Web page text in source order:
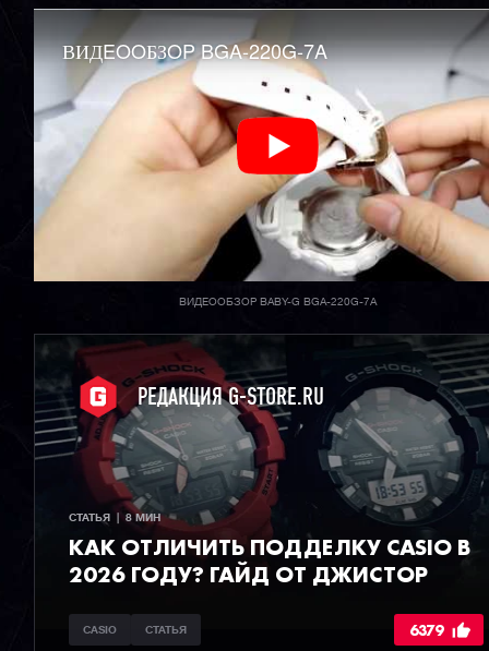
ВИДEOOБЗOP BGA-220G-7A
ВИДЕООБЗОР BABY-G BGA-220G-7A
РЕДАКЦИЯ G-STORE.RU
СТАТЬЯ  |  8 МИН
КАК ОТЛИЧИТЬ ПОДДЕЛКУ CASIO В
2026 ГОДУ? ГАЙД ОТ ДЖИСТОР
CASIO СТАТЬЯ 6379